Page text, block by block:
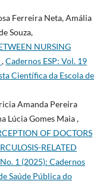
Ferreira Neta, Amália
Souza,
NURSING
,Cadernos ESP: Vol. 19
Cientí­fica da Escola de
Amanda Pereira
Lúcia Gomes Maia ,
OF DOCTORS
RELATED
1 (2025): Cadernos
Saúde Pública do